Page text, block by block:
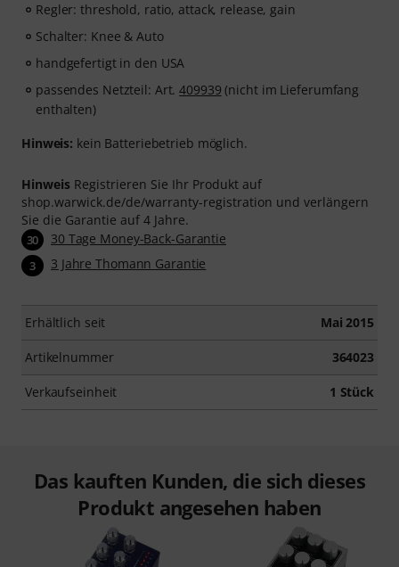
Regler: threshold, ratio, attack, release, gain
Schalter: Knee & Auto
handgefertigt in den USA
passendes Netzteil: Art.409939 (nicht im Lieferumfang
enthalten)
Hinweis: kein Batteriebetrieb möglich.
Hinweis Registrieren Sie Ihr Produkt auf
shop.warwick.de/de/warranty-registration und verlängern
Sie die Garantie auf 4 Jahre.
30 30 Tage Money-Back-Garantie
3 3 Jahre Thomann Garantie
Erhältlich seit Mai 2015
Artikelnummer 364023
Verkaufseinheit 1 Stück
Das kauften Kunden, die sich dieses
Produkt angesehen haben